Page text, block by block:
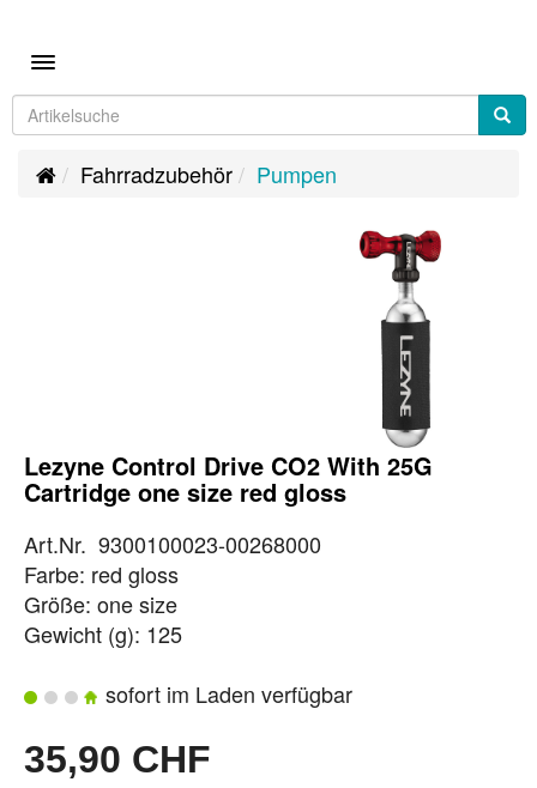
Toggle navigation
Fahrradzubehör Pumpen
Lezyne Control Drive CO2 With 25G
Cartridge one size red gloss
Art.Nr. 9300100023-00268000
Farbe: red gloss
Größe: one size
Gewicht (g): 125
sofort im Laden verfügbar
35,90 CHF